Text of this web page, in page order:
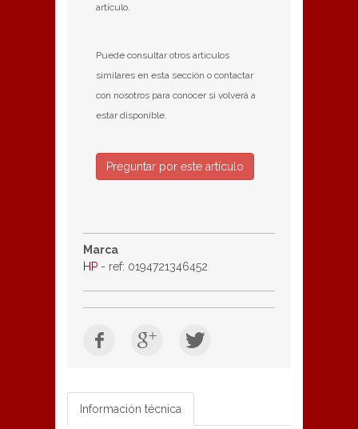
artículo.
Puede consultar otros articulos
similares en esta sección o contactar
con nosotros para conocer si volverá a
estar disponible.
Preguntar por este artículo
Marca
HP - ref: 0194721346452
Información técnica